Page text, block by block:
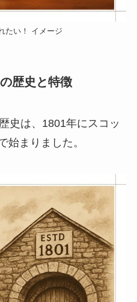
たい！ イメージ
歴史と特徴
史は、1801年にスコッ
始まりました。